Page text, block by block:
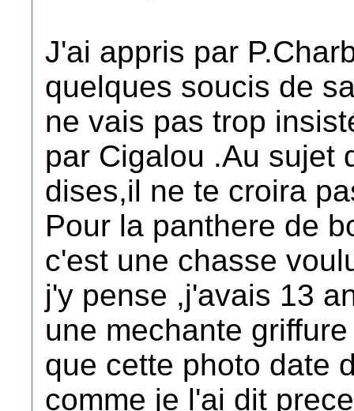
J'ai appris par
quelques soucis de
ne vais pas trop
par Cigalou .Au sujet
dises,il ne te croira
Pour la panthere de
c'est une chasse
j'y pense ,j'avais 13
une mechante
que cette photo date
comme je l'ai dit